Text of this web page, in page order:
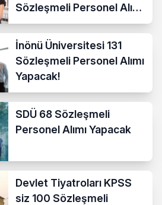
Sözleşmeli Personel Alımı
Yapacak
İnönü Üniversitesi 131
Sözleşmeli Personel Alımı
Yapacak!
SDÜ 68 Sözleşmeli
Personel Alımı Yapacak
Devlet Tiyatroları KPSS
siz 100 Sözleşmeli